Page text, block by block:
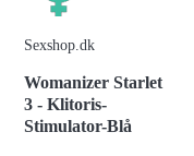
Sexshop.dk
Womanizer Starlet
3 - Klitoris-
Stimulator-Blå